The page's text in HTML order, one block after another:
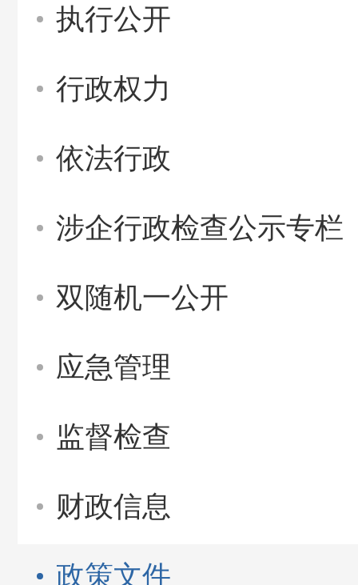
执行公开
行政权力
依法行政
涉企行政检查公示专栏
双随机一公开
应急管理
监督检查
财政信息
政策文件